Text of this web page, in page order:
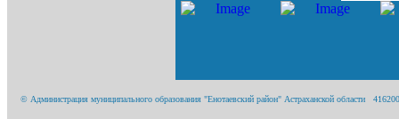
© Администрация муниципального образования "Енотаевский район" Астраханской области